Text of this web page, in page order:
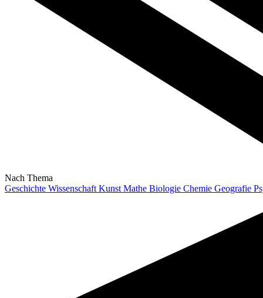
Nach Thema
Geschichte Wissenschaft Kunst Mathe Biologie Chemie Geografie